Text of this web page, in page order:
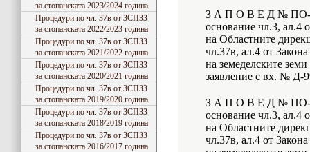
за стопанската 2023/2024 година
Процедури по чл. 37в от ЗСПЗЗ
за стопанската 2022/2023 година
Процедури по чл. 37в от ЗСПЗЗ
за стопанската 2021/2022 година
Процедури по чл. 37в от ЗСПЗЗ
за стопанската 2020/2021 година
Процедури по чл. 37в от ЗСПЗЗ
за стопанската 2019/2020 година
Процедури по чл. 37в от ЗСПЗЗ
за стопанската 2018/2019 година
Процедури по чл. 37в от ЗСПЗЗ
за стопанската 2016/2017 година
З А П О В Е Д № ПО-
основание чл.3, ал.4
на Областните
чл.37в, ал.4 от
на земеделските
заявление с вх. № Д-
З А П О В Е Д № ПО-
основание чл.3, ал.4
на Областните
чл.37в, ал.4 от